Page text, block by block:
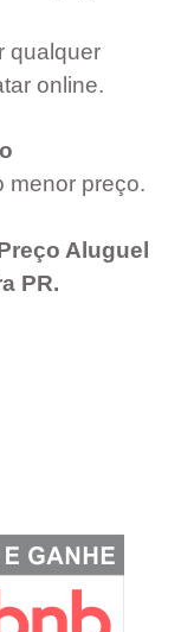
qualquer
online.
menor preço.
Aluguel
PR.